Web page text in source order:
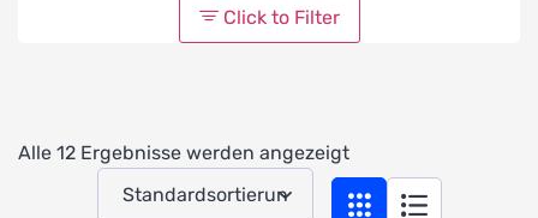
Click to Filter
Alle 12 Ergebnisse werden angezeigt